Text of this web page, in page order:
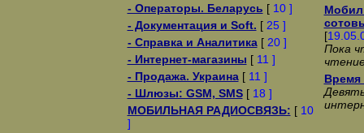
- Операторы. Беларусь [ 10 ]
- Документация и Soft. [ 25 ]
- Справка и Аналитика[ 20 ]
- Интернет-магазины [ 11 ]
- Продажа. Украина[ 11 ]
- Шлюзы: GSM, SMS[ 18 ]
МОБИЛЬНАЯ РАДИОСВЯЗЬ: [ 10
]
[
Пока
Время